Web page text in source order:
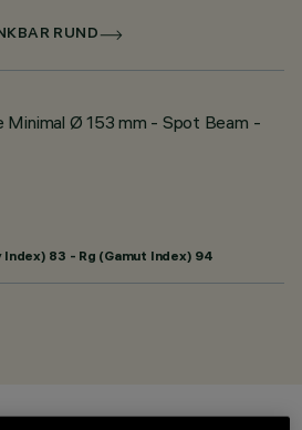
RUND
Minimal Ø 153 mm - Spot Beam -
83 - Rg (Gamut Index) 94